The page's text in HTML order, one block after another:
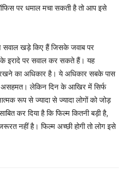
पर धमाल मचा सकती है तो आप इसे
सवाल खड़े किए हैं जिसके जवाब पर
इरादे पर सवाल कर सकते हैं। यह
का अधिकार है। ये अधिकार सबके पास
असहमत। लेकिन दिन के आखिर में सिर्फ
रूप से ज्यादा से ज्यादा लोगों को जोड़
कर दिया है कि फिल्म कितनी बड़ी है,
नहीं है। फिल्म अच्छी होगी तो लोग इसे